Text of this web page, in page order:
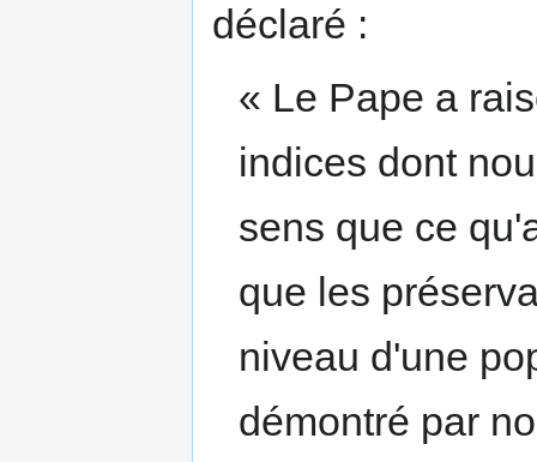
déclaré :
« Le Pape a
indices dont
sens que ce
que les
niveau d'une
démontré par